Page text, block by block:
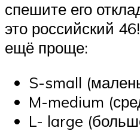
спешите его
это российский
ещё проще:
S-small
M-medium
L- large